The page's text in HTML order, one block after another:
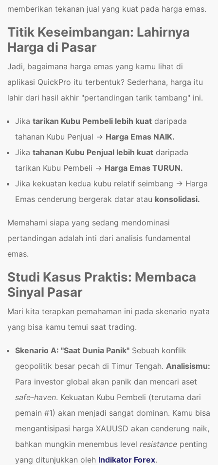
memberikan tekanan jual yang kuat pada harga emas.
Titik Keseimbangan: Lahirnya
Harga di Pasar
Jadi, bagaimana harga emas yang kamu lihat di
aplikasi QuickPro itu terbentuk? Sederhana, harga itu
lahir dari hasil akhir "pertandingan tarik tambang" ini.
Jika tarikan Kubu Pembeli lebih kuat daripada
tahanan Kubu Penjual -> Harga Emas NAIK.
Jika tahanan Kubu Penjual lebih kuat daripada
tarikan Kubu Pembeli -> Harga Emas TURUN.
Jika kekuatan kedua kubu relatif seimbang -> Harga
Emas cenderung bergerak datar atau konsolidasi.
Memahami siapa yang sedang mendominasi
pertandingan adalah inti dari analisis fundamental
emas.
Studi Kasus Praktis: Membaca
Sinyal Pasar
Mari kita terapkan pemahaman ini pada skenario nyata
yang bisa kamu temui saat trading.
Skenario A: "Saat Dunia Panik" Sebuah konflik
geopolitik besar pecah di Timur Tengah. Analisismu:
Para investor global akan panik dan mencari aset
safe-haven. Kekuatan Kubu Pembeli (terutama dari
pemain #1) akan menjadi sangat dominan. Kamu bisa
mengantisipasi harga XAUUSD akan cenderung naik,
bahkan mungkin menembus level resistance penting
yang ditunjukkan oleh Indikator Forex.